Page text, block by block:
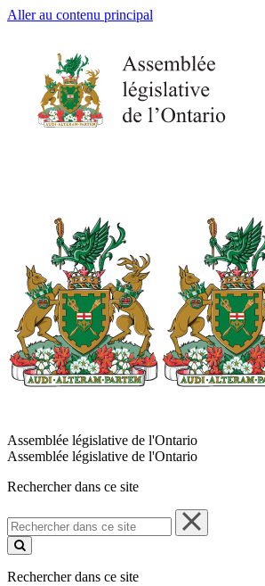
Aller au contenu principal
Assemblée législative de l'Ontario
Assemblée législative de l'Ontario
Rechercher dans ce site
Rechercher
dans
ce
Rechercher dans ce site